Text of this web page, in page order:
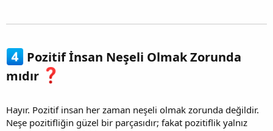
Pozitif İnsan Neşeli Olmak Zorunda
mıdır
Hayır. Pozitif insan her zaman neşeli olmak zorunda değildir.
Neşe pozitifliğin güzel bir parçasıdır; fakat pozitiflik yalnız